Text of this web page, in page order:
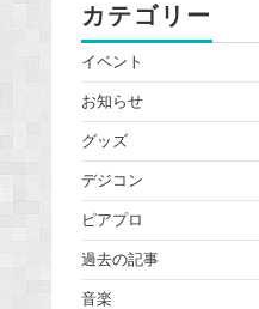
カテゴリー
イベント
お知らせ
グッズ
デジコン
ピアプロ
過去の記事
音楽